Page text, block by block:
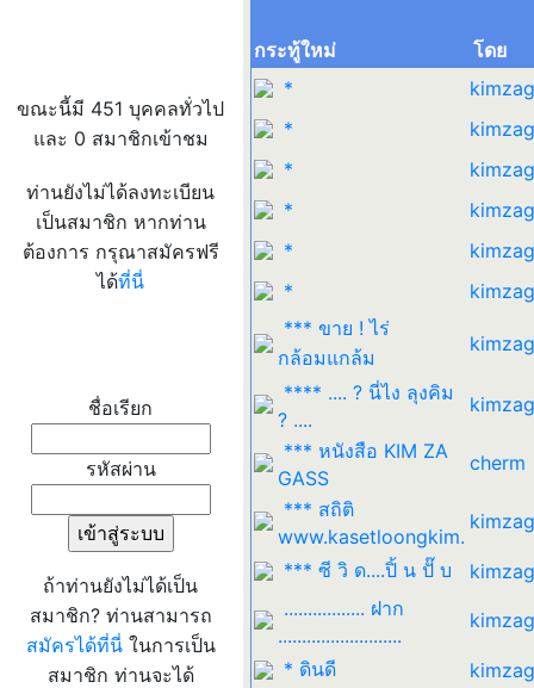
ขณะนี้มี 451 บุคคลทั่วไป
และ 0 สมาชิกเข้าชม
ท่านยังไม่ได้ลงทะเบียน
เป็นสมาชิก หากท่าน
ต้องการ กรุณาสมัครฟรี
ได้ที่นี่
ชื่อเรียก
รหัสผ่าน
ถ้าท่านยังไม่ได้เป็น
สมาชิก? ท่านสามารถ
สมัครได้ที่นี่ในการเป็น
สมาชิก ท่านจะได้
กระทู้ใหม่
โดย
*
*
*
*
*
*
*** ขาย ! ไร่
กล้อมแกล้ม
**** .... ? นี่ไง ลุงคิม
? ....
*** หนังสือ KIM ZA
GASS
cherm
*** สถิติ
www.kasetloongkim.
*** ซี วิ ด....ปิ้ น ปั๊ บ
................. ฝาก
..........................
* ดินดี